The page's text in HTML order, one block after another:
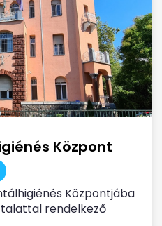
Központ
Központjába
rendelkező